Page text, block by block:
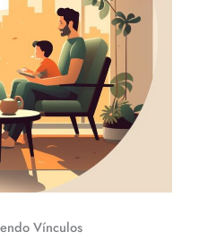
Vínculos